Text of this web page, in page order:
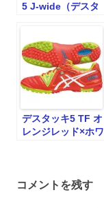
5 J-wide（デスタ
デスタッキ5 TF オ
レンジレッド×ホワ
コメントを残す